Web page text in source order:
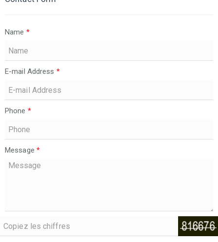
Name *
E-mail Address *
Phone *
Message *